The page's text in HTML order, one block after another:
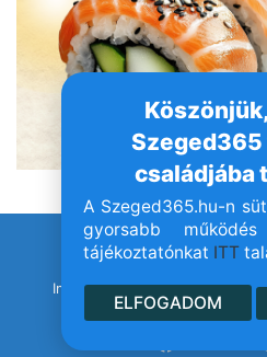
családjába
A Szeged365.hu-n
gyorsabb
tájékoztatónkat ITT
ELFOGADOM
© Szeged365.hu I
Impresszum
Adatvédelem